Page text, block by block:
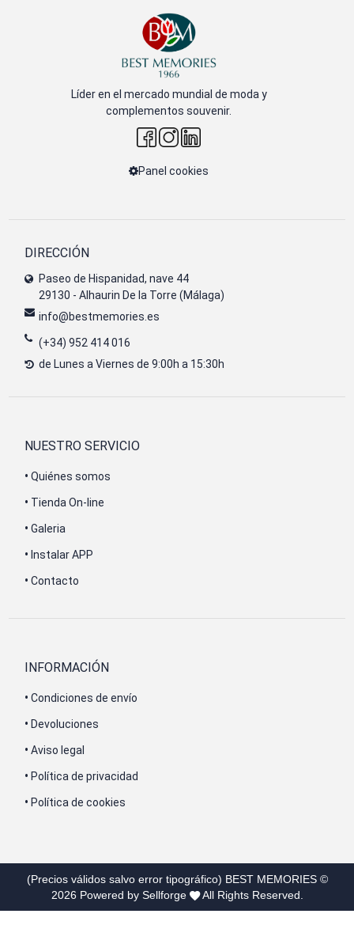
Líder en el mercado mundial de moda y
complementos souvenir.
Panel cookies
DIRECCIÓN
Paseo de Hispanidad, nave 44
29130 - Alhaurin De la Torre (Málaga)
info@bestmemories.es
(+34) 952 414 016
de Lunes a Viernes de 9:00h a 15:30h
NUESTRO SERVICIO
• Quiénes somos
• Tienda On-line
• Galeria
• Instalar APP
• Contacto
INFORMACIÓN
• Condiciones de envío
• Devoluciones
• Aviso legal
• Política de privacidad
• Política de cookies
(Precios válidos salvo error tipográfico) BEST MEMORIES©
2026 Powered by Sellforge All Rights Reserved.